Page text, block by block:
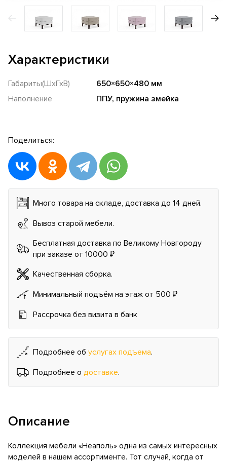
Характеристики
Габариты(ШхГхВ)
650×650×480 мм
Наполнение
ППУ, пружина змейка
Поделиться:
Много товара на складе, доставка до 14 дней.
Вывоз старой мебели.
Бесплатная доставка по Великому Новгороду
при заказе от 10000 ₽
Качественная сборка.
Минимальный подъём на этаж от 500 ₽
Рассрочка без визита в банк
Подробнее об услугах подъема.
Подробнее о доставке.
Описание
Коллекция мебели «Неаполь» одна из самых интересных
моделей в нашем ассортименте. Тот случай, когда от